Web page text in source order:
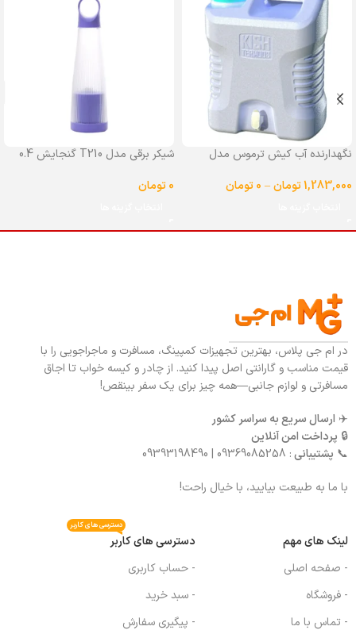
نگهدارنده آب کیش ترموس مدل
1,283,000تومان–
0تومان
شیکر برقی مدل T210 گنجایش 0.4
0تومان
در ام جی پلاس، بهترین تجهیزات کمپینگ، مسافرت و ماجراجویی را با
قیمت مناسب و گارانتی اصل پیدا کنید. از چادر و کیسه خواب تا اجاق
مسافرتی و لوازم جانبی—همه چیز برای یک سفر بینقص!
✈️ ارسال سریع به سراسر کشور
🔒 پرداخت امن آنلاین
📞 پشتیبانی: 09369085258 | 09393198490
با ما به طبیعت بیایید، با خیال راحت!
لینک های مهم
- صفحه اصلی
- فروشگاه
- تماس با ما
دسترسی های کاربر
دسترسی های کاربر
- حساب کاربری
- سبد خرید
- پیگیری سفارش